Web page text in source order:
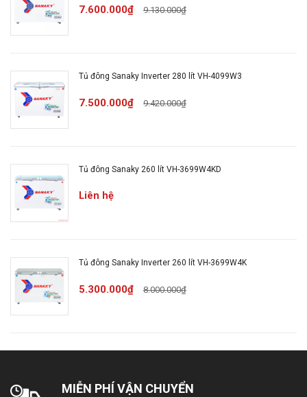
tốn nhiều diện tích.
Tủ VH-768K phù hợp cho các gia đình đặt trong nhà
gà,…
Truyền nhiệt nhanh – Tiết kiệm điện
7.600.000₫ 9.130.000₫
Tủ đông Sanaky Inverter 280 lít VH-4099W3
7.500.000₫ 9.420.000₫
Tủ đông Sanaky 260 lít VH-3699W4KD
Liên hệ
Tủ đông Sanaky Inverter 260 lít VH-3699W4K
5.300.000₫ 8.000.000₫
MIỄN PHÍ VẬN CHUYỂN